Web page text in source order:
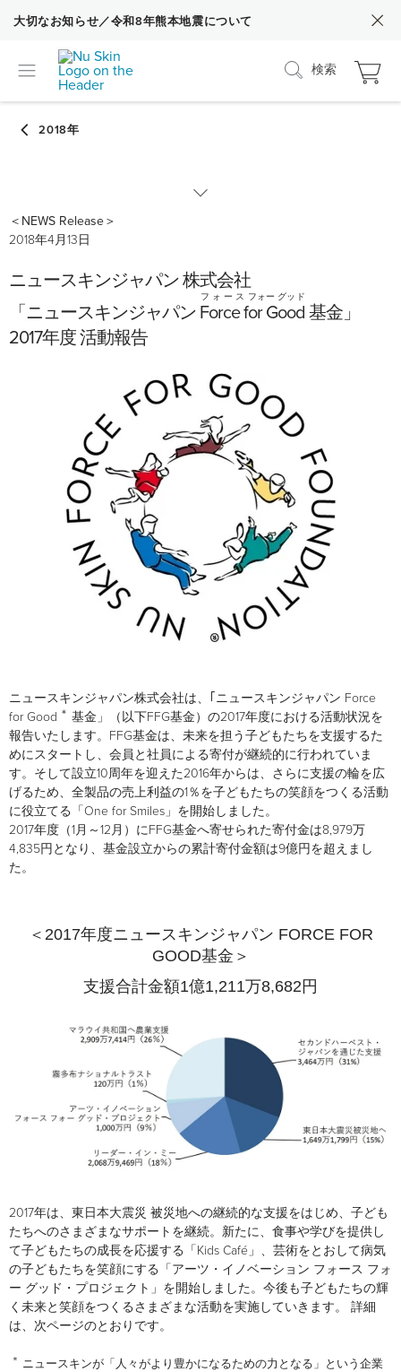
大切なお知らせ／令和8年熊本地震について
検索
2020
2019
2018
＜NEWS Release＞
2018年4月13日
ニュースキンジャパン 株式会社
「ニュースキンジャパン Force forGood
フ ォ ー ス フォー グッド
基金」
2017年度 活動報告
ニュースキンジャパン株式会社は、｢ニュースキンジャパン Force
for Good ＊ 基金」（以下FFG基金）の2017年度における活動状況を
報告いたします。FFG基金は、未来を担う子どもたちを支援するた
めにスタートし、会員と社員による寄付が継続的に行われていま
す。そして設立10周年を迎えた2016年からは、さらに支援の輪を広
げるため、全製品の売上利益の1％を子どもたちの笑顔をつくる活動
に役立てる「One for Smiles」を開始しました。
2017年度（1月～12月）にFFG基金へ寄せられた寄付金は8,979万
4,835円となり、基金設立からの累計寄付金額は9億円を超えまし
た。
＜2017年度ニュースキンジャパン FORCE FOR
GOOD基金＞
支援合計金額1億1,211万8,682円
2017年は、東日本大震災 被災地への継続的な支援をはじめ、子ども
たちへのさまざまなサポートを継続。新たに、食事や学びを提供し
て子どもたちの成長を応援する「Kids Café」、芸術をとおして病気
の子どもたちを笑顔にする「アーツ・イノベーション フォース フォ
ー グッド・プロジェクト」を開始しました。今後も子どもたちの輝
く未来と笑顔をつくるさまざまな活動を実施していきます。 詳細
は、次ページのとおりです。
＊ ニュースキンが「人々がより豊かになるための力となる」という企業